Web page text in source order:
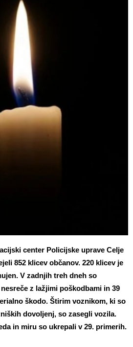
center Policijske uprave Celje
852 klicev občanov. 220 klicev je
V zadnjih treh dneh so
z lažjimi poškodbami in 39
škodo. Štirim voznikom, ki so
dovoljenj, so zasegli vozila.
in miru so ukrepali v 29. primerih.